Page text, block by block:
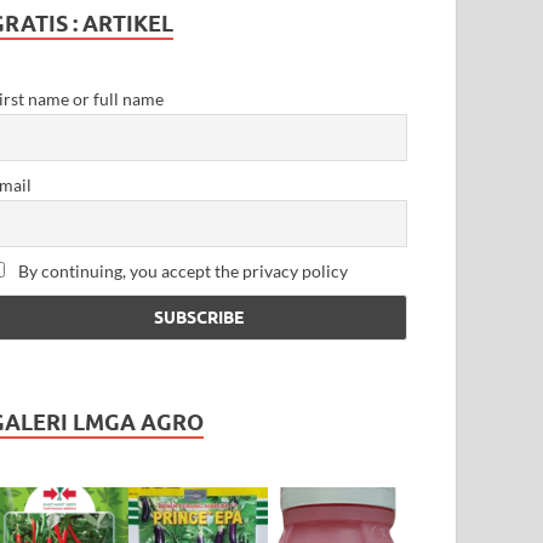
: ARTIKEL
name or full name
By continuing, you accept the privacy policy
LMGA AGRO